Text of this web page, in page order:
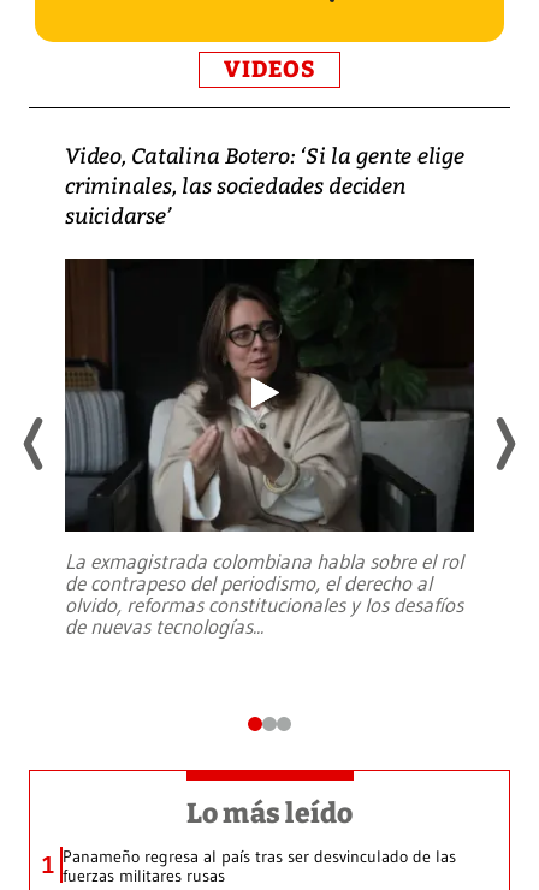
VIDEOS
Video, Catalina Botero: ‘Si la gente elige
criminales, las sociedades deciden
suicidarse’
La exmagistrada colombiana habla sobre el rol
de contrapeso del periodismo, el derecho al
olvido, reformas constitucionales y los desafíos
de nuevas tecnologías...
Lo más leído
1 Panameño regresa al país tras ser desvinculado de las
fuerzas militares rusas